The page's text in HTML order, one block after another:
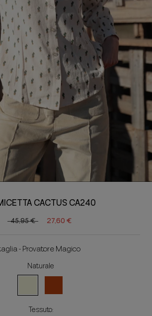
CACTUS CA240
45,95 € 27,60 €
- Provatore Magico
Naturale
Tessuto: